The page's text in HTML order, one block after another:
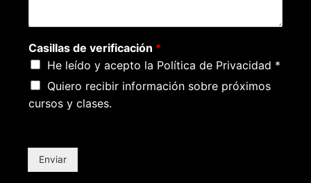
Casillas de verificación *
He leído y acepto la Política de Privacidad *
Quiero recibir información sobre próximos
cursos y clases.
Enviar